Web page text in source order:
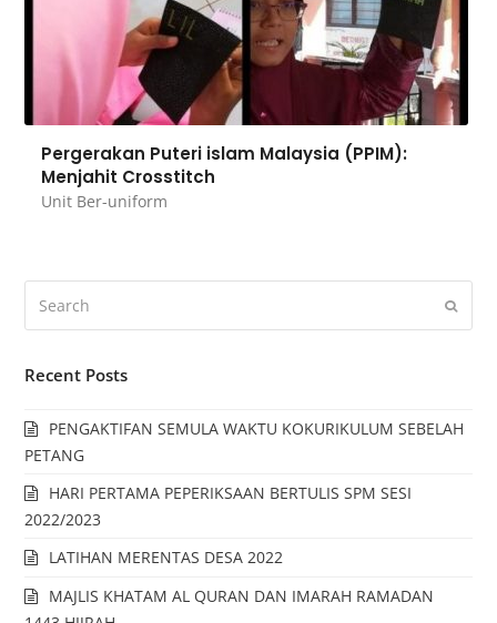
Pergerakan Puteri islam Malaysia (PPIM):
Menjahit Crosstitch
Unit Ber-uniform
Recent Posts
PENGAKTIFAN SEMULA WAKTU KOKURIKULUM SEBELAH
PETANG
HARI PERTAMA PEPERIKSAAN BERTULIS SPM SESI
2022/2023
LATIHAN MERENTAS DESA 2022
MAJLIS KHATAM AL QURAN DAN IMARAH RAMADAN